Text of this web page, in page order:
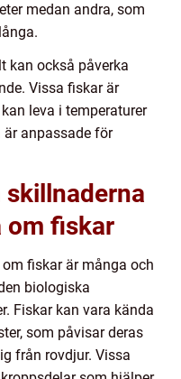
medan andra, som
kan också påverka
Vissa fiskar är
leva i temperaturer
är anpassade för
skillnaderna
om fiskar
fiskar är många och
biologiska
Fiskar kan vara kända
som påvisar deras
från rovdjur. Vissa